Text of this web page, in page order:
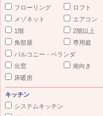
フローリング
ロフト
メゾネット
エアコン
1階
2階以上
角部屋
専用庭
バルコニー・ベランダ
出窓
南向き
床暖房
キッチン
システムキッチン